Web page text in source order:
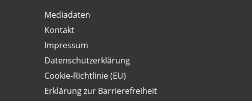
Mediadaten
Kontakt
Impressum
Datenschutzerklärung
Cookie-Richtlinie (EU)
Erklärung zur Barrierefreiheit